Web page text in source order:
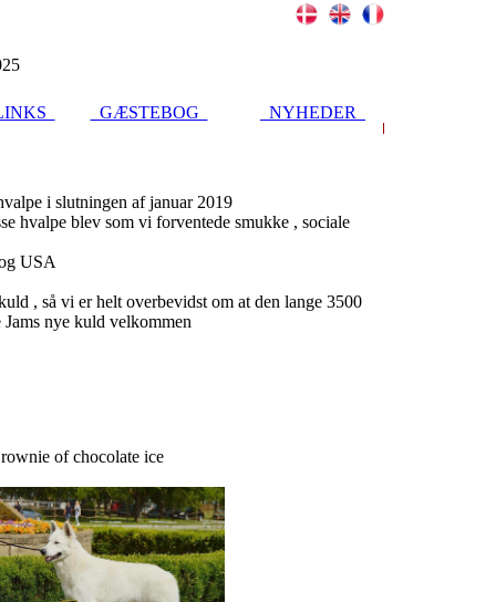
GÆSTEBOG NYHEDER
i slutningen af januar 2019
hvalpe blev som vi forventede smukke , sociale
USA
, så vi er helt overbevidst om at den lange 3500
nye kuld velkommen
of chocolate ice